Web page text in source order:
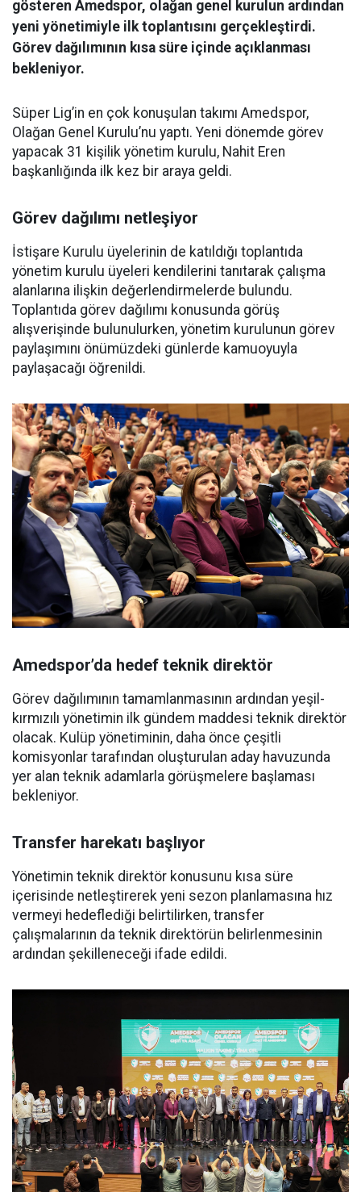
gösteren Amedspor, olağan genel kurulun ardından
yeni yönetimiyle ilk toplantısını gerçekleştirdi.
Görev dağılımının kısa süre içinde açıklanması
bekleniyor.
Süper Lig’in en çok konuşulan takımı Amedspor,
Olağan Genel Kurulu’nu yaptı. Yeni dönemde görev
yapacak 31 kişilik yönetim kurulu, Nahit Eren
başkanlığında ilk kez bir araya geldi.
Görev dağılımı netleşiyor
İstişare Kurulu üyelerinin de katıldığı toplantıda
yönetim kurulu üyeleri kendilerini tanıtarak çalışma
alanlarına ilişkin değerlendirmelerde bulundu.
Toplantıda görev dağılımı konusunda görüş
alışverişinde bulunulurken, yönetim kurulunun görev
paylaşımını önümüzdeki günlerde kamuoyuyla
paylaşacağı öğrenildi.
Amedspor’da hedef teknik direktör
Görev dağılımının tamamlanmasının ardından yeşil-
kırmızılı yönetimin ilk gündem maddesi teknik direktör
olacak. Kulüp yönetiminin, daha önce çeşitli
komisyonlar tarafından oluşturulan aday havuzunda
yer alan teknik adamlarla görüşmelere başlaması
bekleniyor.
Transfer harekatı başlıyor
Yönetimin teknik direktör konusunu kısa süre
içerisinde netleştirerek yeni sezon planlamasına hız
vermeyi hedeflediği belirtilirken, transfer
çalışmalarının da teknik direktörün belirlenmesinin
ardından şekilleneceği ifade edildi.